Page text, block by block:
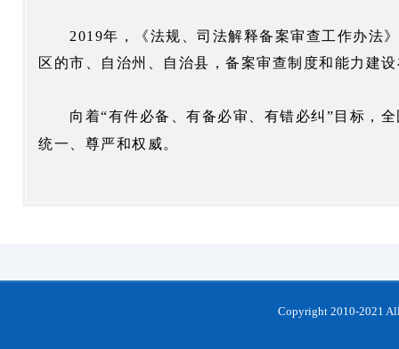
2019年，《法规、司法解释备案审查工作办法
区的市、自治州、自治县，备案审查制度和能力建
向着“有件必备、有备必审、有错必纠”目标，
统一、尊严和权威。
Copyright 2010-2021